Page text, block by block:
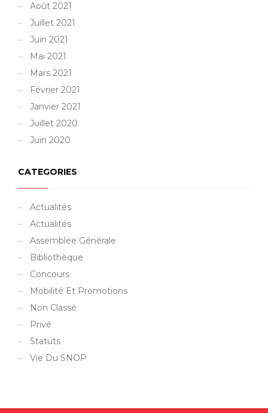
Août 2021
Juillet 2021
Juin 2021
Mai 2021
Mars 2021
Février 2021
Janvier 2021
Juillet 2020
Juin 2020
CATEGORIES
Actualités
Actualités
Assemblée Générale
Bibliothèque
Concours
Mobilité Et Promotions
Non Classé
Privé
Statuts
Vie Du SNOP